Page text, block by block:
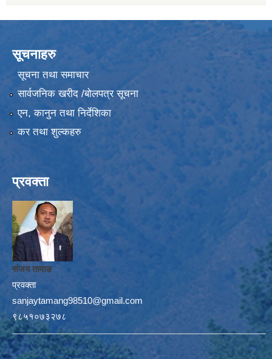
सूचनाहरु
सूचना तथा समाचार
सार्वजनिक खरीद /बोलपत्र सूचना
एन, कानुन तथा निर्देशिका
कर तथा शुल्कहरु
प्रवक्ता
संजय तामाङ
प्रवक्ता
sanjaytamang98510@gmail.com
९८५१०७३२७८